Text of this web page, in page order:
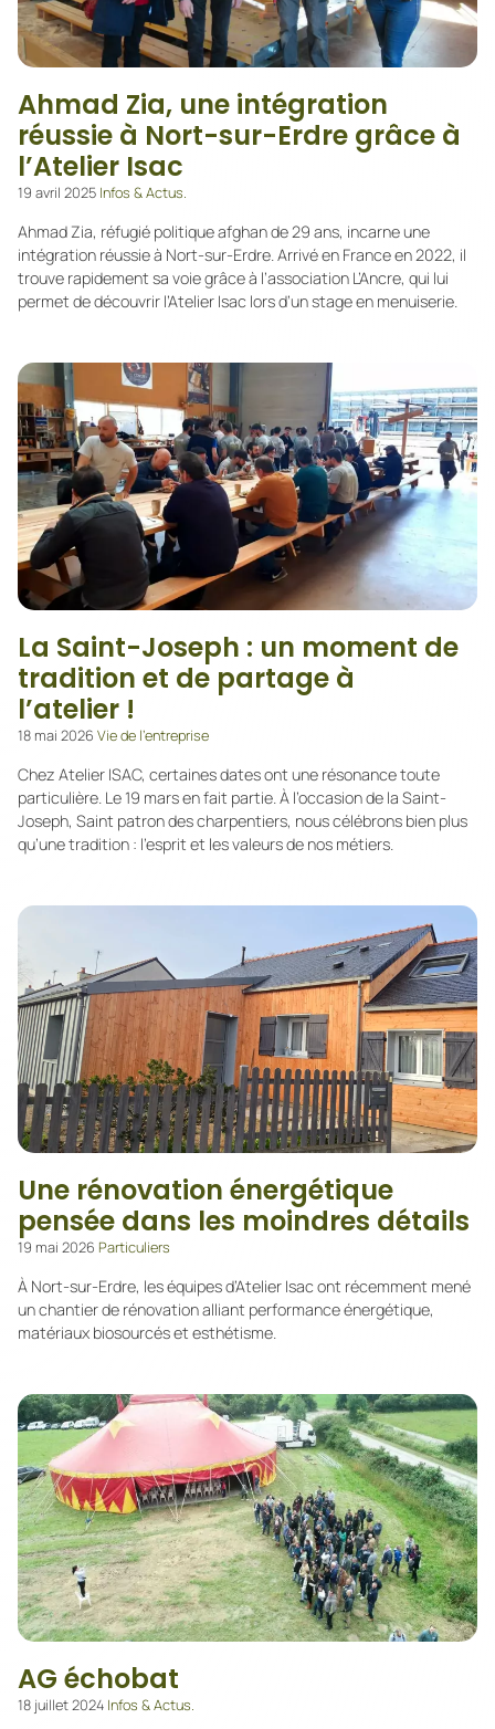
Ahmad Zia, une intégration
réussie à Nort-sur-Erdre grâce à
l’Atelier Isac
19 avril 2025 Infos & Actus.
Ahmad Zia, réfugié politique afghan de 29 ans, incarne une
intégration réussie à Nort-sur-Erdre. Arrivé en France en 2022, il
trouve rapidement sa voie grâce à l’association L’Ancre, qui lui
permet de découvrir l’Atelier Isac lors d’un stage en menuiserie.
La Saint-Joseph : un moment de
tradition et de partage à
l’atelier !
18 mai 2026 Vie de l’entreprise
Chez Atelier ISAC, certaines dates ont une résonance toute
particulière. Le 19 mars en fait partie. À l’occasion de la Saint-
Joseph, Saint patron des charpentiers, nous célébrons bien plus
qu’une tradition : l’esprit et les valeurs de nos métiers.
Une rénovation énergétique
pensée dans les moindres détails
19 mai 2026 Particuliers
À Nort-sur-Erdre, les équipes d’Atelier Isac ont récemment mené
un chantier de rénovation alliant performance énergétique,
matériaux biosourcés et esthétisme.
AG échobat
18 juillet 2024 Infos & Actus.